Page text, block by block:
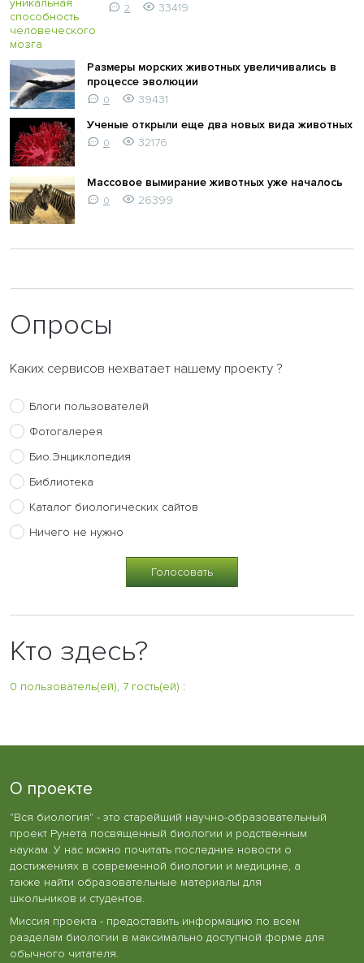
2 33419
Размеры морских животных увеличивались в
процессе эволюции
0
39431
Ученые открыли еще два новых вида животных
0 32176
Массовое вымирание животных уже началось
0 26399
Опросы
Каких сервисов нехватает нашему проекту ?
Блоги пользователей
Фотогалерея
Био.Энциклопедия
Библиотека
Каталог биологических сайтов
Ничего не нужно
Кто здесь?
0 пользователь(ей), 7 гость(ей) :
О проекте
"Вся биология" - это старейший научно-образовательный
проект Рунета посвященный биологии и родственным
наукам. У нас можно почитать последние новости о
достижениях в современной биологии и медицине, а
также найти образовательные материалы для
школьников и студентов.
Миссия проекта - предоставить информацию по всем
разделам биологии в максимально доступной форме для
обычного читателя.